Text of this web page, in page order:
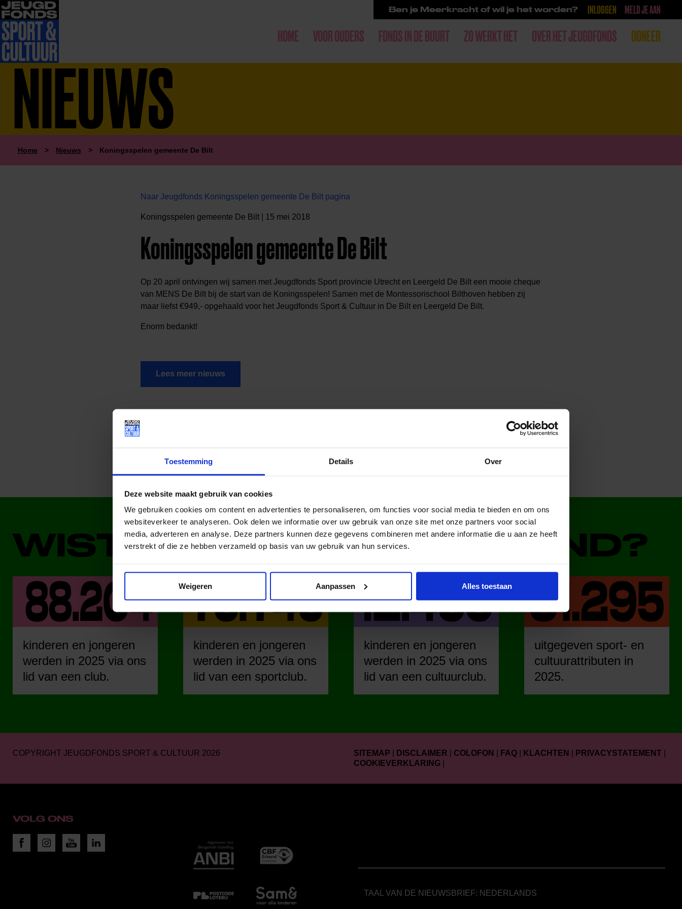
Toestemming Details Over
Deze website maakt gebruik van cookies
We gebruiken cookies om content en advertenties te personaliseren, om functies voor social media te bieden en om ons
websiteverkeer te analyseren. Ook delen we informatie over uw gebruik van onze site met onze partners voor social
media, adverteren en analyse. Deze partners kunnen deze gegevens combineren met andere informatie die u aan ze heeft
verstrekt of die ze hebben verzameld op basis van uw gebruik van hun services.
Weigeren Aanpassen Alles toestaan
Ben je Meerkracht of wil je het worden? INLOGGEN MELD JE AAN
HOME VOOR OUDERS FONDS IN DE BUURT ZO WERKT HET OVER HET JEUGDFONDS DONEER
NIEUWS
Home > Nieuws > Koningsspelen gemeente De Bilt
Naar Jeugdfonds Koningsspelen gemeente De Bilt pagina
Koningsspelen gemeente De Bilt | 15 mei 2018
Koningsspelen gemeente De Bilt
Op 20 april ontvingen wij samen met Jeugdfonds Sport provincie Utrecht en Leergeld De Bilt een mooie cheque
van MENS De Bilt bij de start van de Koningsspelen! Samen met de Montessorischool Bilthoven hebben zij
maar liefst €949,- opgehaald voor het Jeugdfonds Sport & Cultuur in De Bilt en Leergeld De Bilt.
Enorm bedankt!
Lees meer nieuws
WIST JE DAT IN NEDERLAND?
kinderen en jongeren
werden in 2025 via ons
lid van een club.
kinderen en jongeren
werden in 2025 via ons
lid van een sportclub.
kinderen en jongeren
werden in 2025 via ons
lid van een cultuurclub.
uitgegeven sport- en
cultuurattributen in
2025.
COPYRIGHT JEUGDFONDS SPORT & CULTUUR 2026 SITEMAP DISCLAIMER COLOFON FAQ KLACHTEN PRIVACYSTATEMENT
COOKIEVERKLARING
VOLG ONS
TAAL VAN DE NIEUWSBRIEF: NEDERLANDS